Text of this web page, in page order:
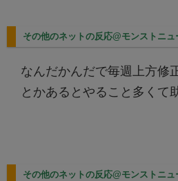
その他のネットの反応@モンストニュ
なんだかんだで毎週上方修
とかあるとやること多くて
その他のネットの反応@モンストニュ